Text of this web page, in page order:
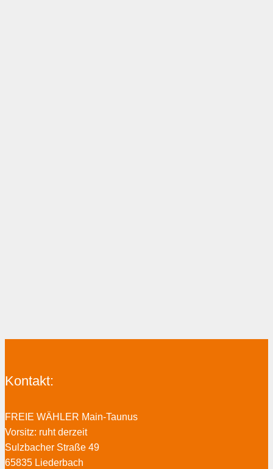
Kontakt:
FREIE WÄHLER Main-Taunus
Vorsitz: ruht derzeit
Sulzbacher Straße 49
65835 Liederbach